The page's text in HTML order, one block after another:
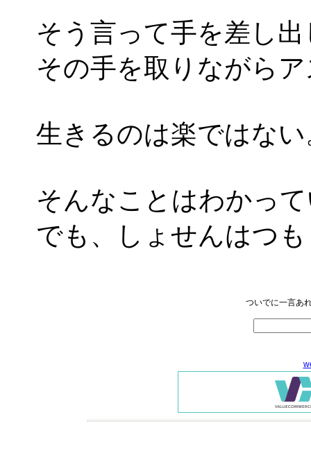
そう言って手を差し出
その手を取りながら
生きるのは楽ではない
そんなことはわかっ
でも、しょせんはつ
ついでに一言あ